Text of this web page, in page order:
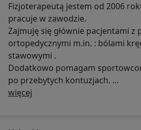
Fizjoterapeutą jestem od 2006
pracuje w zawodzie.
Zajmuję się głównie pacjentami z
ortopedycznymi m.in. : bólami
stawowymi .
Dodatkowo pomagam
po przebytych kontuzjach.
Od 2018 roku rozpocząłem studia
więcej